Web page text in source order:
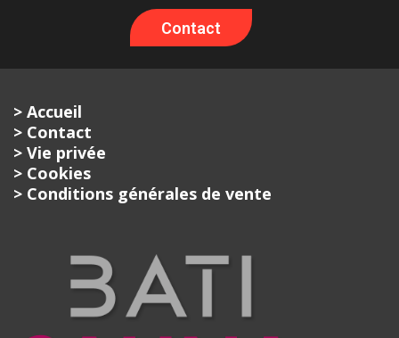
Contact
> Accueil
> Contact
> Vie privée
> Cookies
> Conditions générales de vente